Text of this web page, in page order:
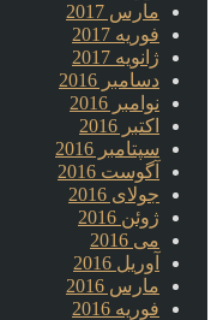
مارس 2017
فوریه 2017
ژانویه 2017
دسامبر 2016
نوامبر 2016
اکتبر 2016
سپتامبر 2016
آگوست 2016
جولای 2016
ژوئن 2016
می 2016
آوریل 2016
مارس 2016
فوریه 2016